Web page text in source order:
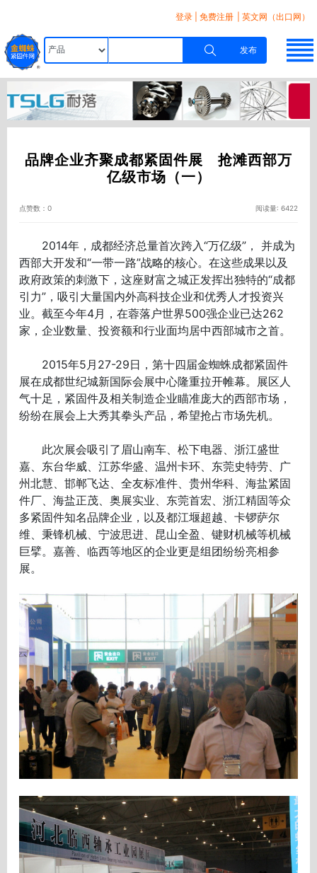
登录 免费注册 | 英文网（出口网）
发布
品牌企业齐聚成都紧固件展 抢滩西部万
亿级市场（一）
点赞数：0 阅读量: 6422
2014年，成都经济总量首次跨入“万亿级”， 并成为
西部大开发和“一带一路”战略的核心。在这些成果以及
政府政策的刺激下，这座财富之城正发挥出独特的“成都
引力”，吸引大量国内外高科技企业和优秀人才投资兴
业。截至今年4月，在蓉落户世界500强企业已达262
家，企业数量、投资额和行业面均居中西部城市之首。
2015年5月27-29日，第十四届金蜘蛛成都紧固件
展在成都世纪城新国际会展中心隆重拉开帷幕。展区人
气十足，紧固件及相关制造企业瞄准庞大的西部市场，
纷纷在展会上大秀其拳头产品，希望抢占市场先机。
此次展会吸引了眉山南车、松下电器、浙江盛世
嘉、东台华威、江苏华盛、温州卡环、东莞史特劳、广
州北慧、邯郸飞达、全友标准件、贵州华科、海盐紧固
件厂、海盐正茂、奥展实业、东莞首宏、浙江精固等众
多紧固件知名品牌企业，以及都江堰超越、卡锣萨尔
维、秉锋机械、宁波思进、昆山全盈、键财机械等机械
巨擘。嘉善、临西等地区的企业更是组团纷纷亮相参
展。